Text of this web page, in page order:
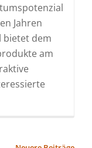
Jahren
dem
am